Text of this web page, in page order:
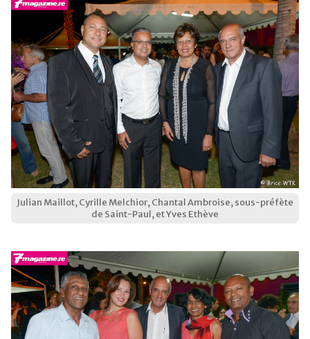
Julian Maillot, Cyrille Melchior, Chantal Ambroise, sous-préfète
de Saint-Paul, et Yves Ethève